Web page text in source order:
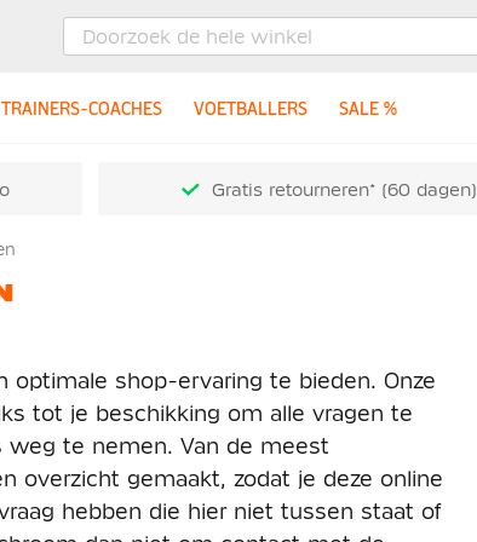
TRAINERS-COACHES VOETBALLERS SALE %
Gratis retourneren* (60 dagen)
optimale shop-ervaring te bieden. Onze
tot je beschikking om alle vragen te
te nemen. Van de meest
overzicht gemaakt, zodat je deze online
hebben die hier niet tussen staat of